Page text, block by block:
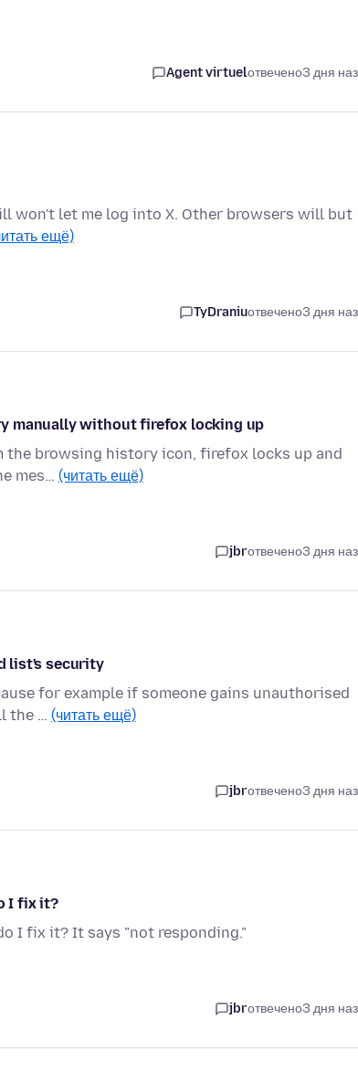
Agent virtuelотвечено3 дня
won't let me log into X. Other browsers will but
ещё)
TyDraniuотвечено3 дня
manually without firefox locking up
browsing history icon, firefox locks up and
mes… (читать ещё)
jbrотвечено3 дня
list's security
for example if someone gains unauthorised
the … (читать ещё)
jbrотвечено3 дня
I fix it?
I fix it? It says "not responding."
jbrотвечено3 дня